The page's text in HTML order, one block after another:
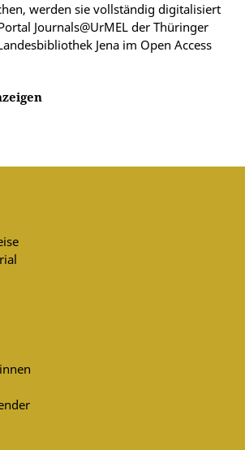
werden sie vollständig digitalisiert
Journals@UrMEL der Thüringer
Jena im Open Access